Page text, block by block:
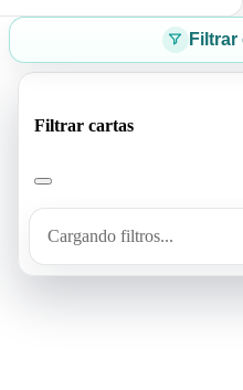
Filtrar
Filtrar cartas
Cargando filtros...